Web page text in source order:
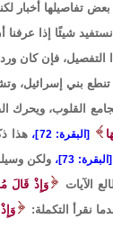
تفاصيلها أخبار
نستفيد شيئًا إذا
التفصيل، فإن كان
بني إسرائيل،
القلوب، ويحرك
[البقرة: 72]، هذا
[البقرة: 73]،
ولكن
الآيات
وَإِذْ قَالَ
نقرأ التكملة: